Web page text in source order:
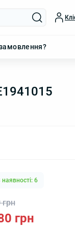
наявності: 6
грн
грн